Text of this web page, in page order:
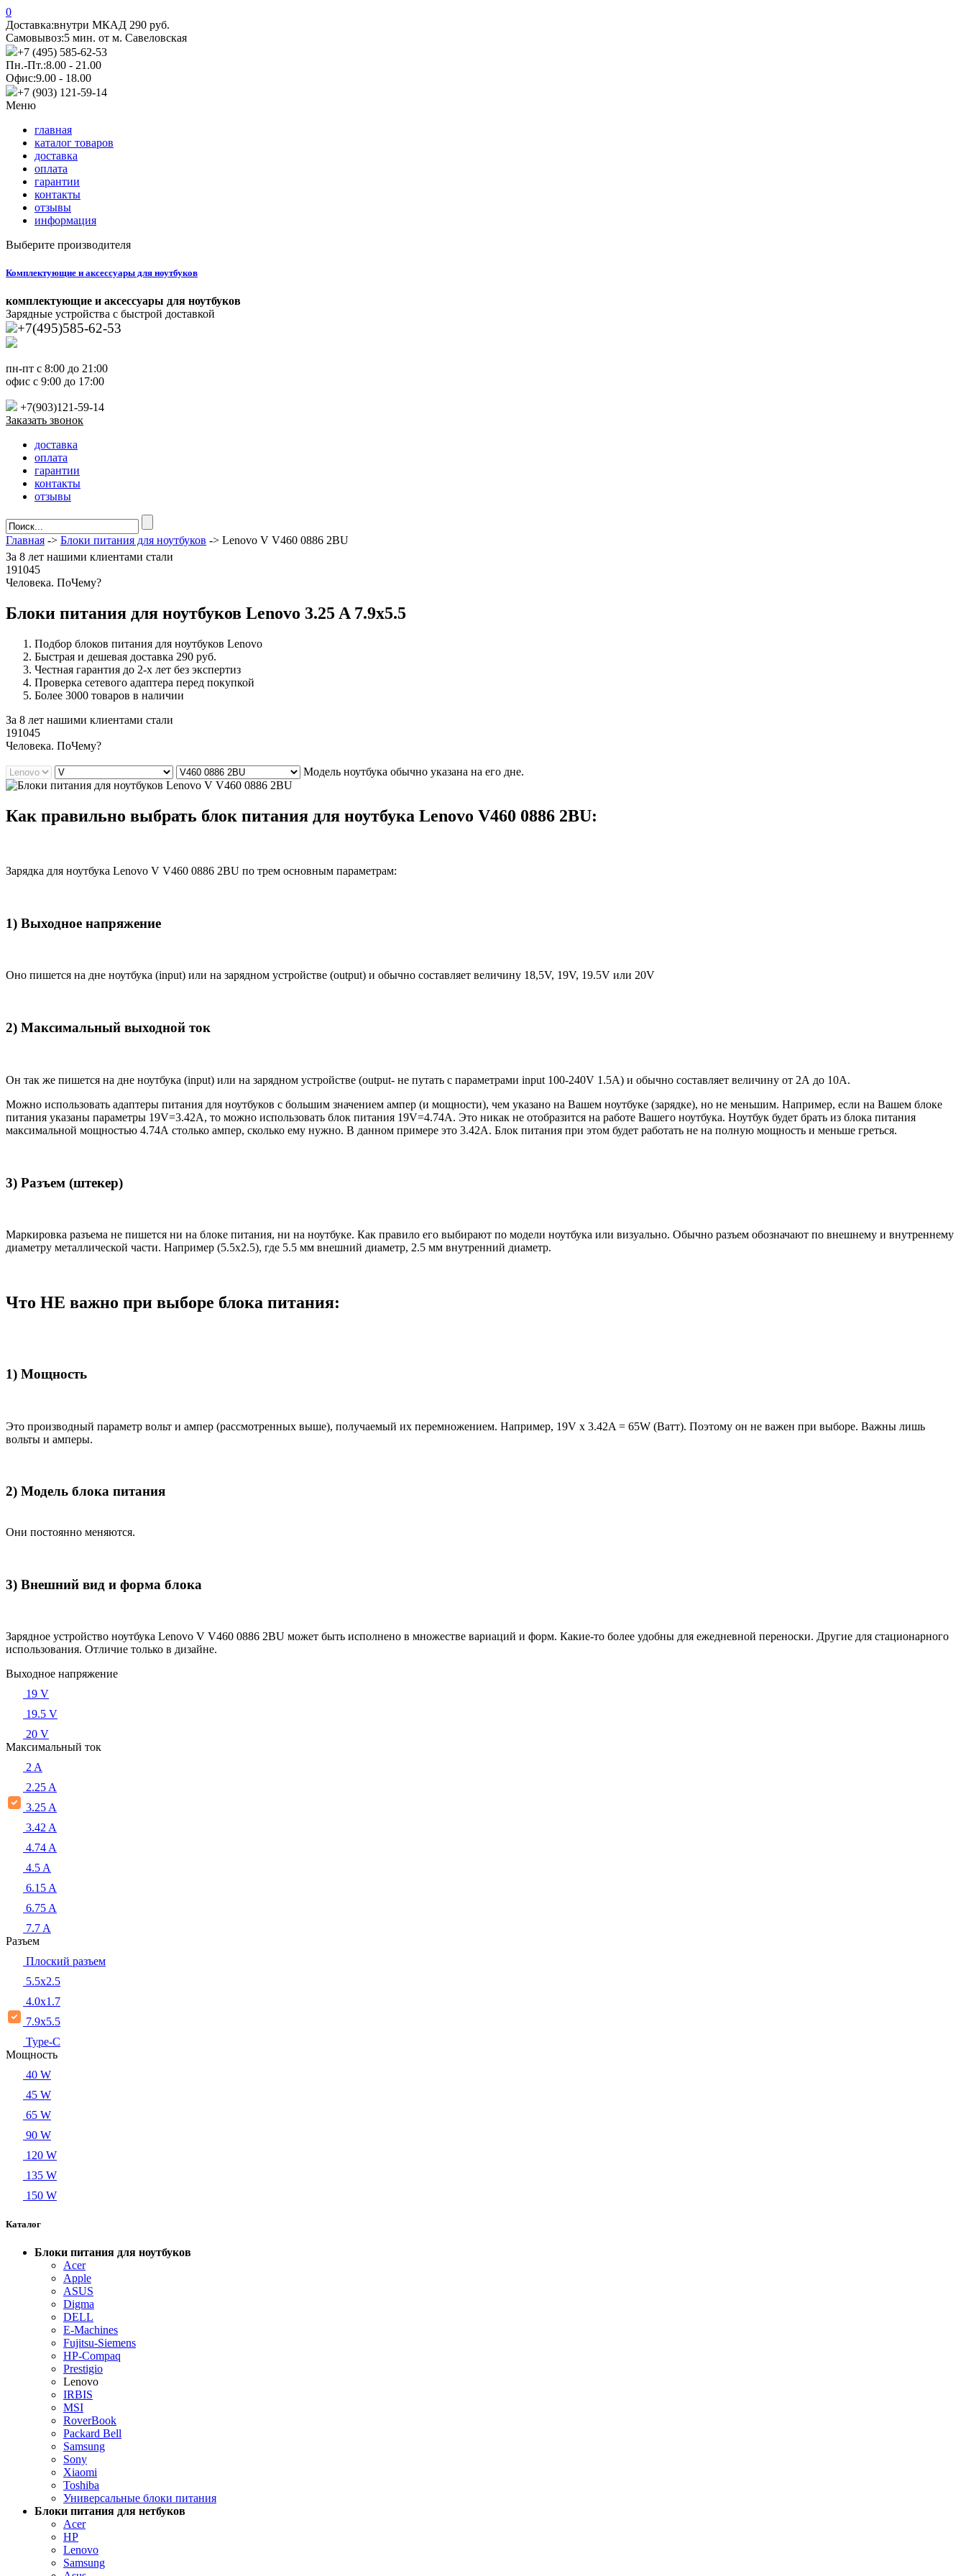
0
Доставка:внутри МКАД 290 руб.
Самовывоз:5 мин. от м. Савеловская
+7 (495) 585-62-53
Пн.-Пт.:8.00 - 21.00
Офис:9.00 - 18.00
+7 (903) 121-59-14
Меню
главная
каталог товаров
доставка
оплата
гарантии
контакты
отзывы
информация
Выберите производителя
Комплектующие и аксессуары для ноутбуков
комплектующие и аксессуары для ноутбуков
Зарядные устройства с быстрой доставкой
+7(495)585-62-53
пн-пт с 8:00 до 21:00
офис с 9:00 до 17:00
+7(903)121-59-14
Заказать звонок
доставка
оплата
гарантии
контакты
отзывы
Главная -> Блоки питания для ноутбуков -> Lenovo V V460 0886 2BU
За 8 лет нашими клиентами стали
191045
Человека. ПоЧему?
Блоки питания для ноутбуков Lenovo 3.25 A 7.9x5.5
Подбор блоков питания для ноутбуков Lenovo
Быстрая и дешевая доставка 290 руб.
Честная гарантия до 2-х лет без экспертиз
Проверка сетевого адаптера перед покупкой
Более 3000 товаров в наличии
За 8 лет нашими клиентами стали
191045
Человека. ПоЧему?
Модель ноутбука обычно указана на его дне.
Как правильно выбрать блок питания для ноутбука Lenovo V460 0886 2BU:
Зарядка для ноутбука Lenovo V V460 0886 2BU по трем основным параметрам:
1) Выходное напряжение
Оно пишется на дне ноутбука (input) или на зарядном устройстве (output) и обычно составляет величину 18,5V, 19V, 19.5V или 20V
2) Максимальный выходной ток
Он так же пишется на дне ноутбука (input) или на зарядном устройстве (output- не путать с параметрами input 100-240V 1.5A) и обычно составляет величину от 2А до 10A.
Можно использовать адаптеры питания для ноутбуков с большим значением ампер (и мощности), чем указано на Вашем ноутбуке (зарядке), но не меньшим. Например, если на Вашем блоке
питания указаны параметры 19V=3.42A, то можно использовать блок питания 19V=4.74A. Это никак не отобразится на работе Вашего ноутбука. Ноутбук будет брать из блока питания
максимальной мощностью 4.74А столько ампер, сколько ему нужно. В данном примере это 3.42А. Блок питания при этом будет работать не на полную мощность и меньше греться.
3) Разъем (штекер)
Маркировка разъема не пишется ни на блоке питания, ни на ноутбуке. Как правило его выбирают по модели ноутбука или визуально. Обычно разъем обозначают по внешнему и внутреннему
диаметру металлической части. Например (5.5x2.5), где 5.5 мм внешний диаметр, 2.5 мм внутренний диаметр.
Что НЕ важно при выборе блока питания:
1) Мощность
Это производный параметр вольт и ампер (рассмотренных выше), получаемый их перемножением. Например, 19V x 3.42A = 65W (Ватт). Поэтому он не важен при выборе. Важны лишь
вольты и амперы.
2) Модель блока питания
Они постоянно меняются.
3) Внешний вид и форма блока
Зарядное устройство ноутбука Lenovo V V460 0886 2BU может быть исполнено в множестве вариаций и форм. Какие-то более удобны для ежедневной переноски. Другие для стационарного
использования. Отличие только в дизайне.
Выходное напряжение
19 V
19.5 V
20 V
Максимальный ток
2 A
2.25 A
3.25 A
3.42 A
4.74 A
4.5 A
6.15 A
6.75 A
7.7 A
Разъем
Плоский разъем
5.5x2.5
4.0x1.7
7.9x5.5
Type-C
Мощность
40 W
45 W
65 W
90 W
120 W
135 W
150 W
Каталог
Блоки питания для ноутбуков
Acer
Apple
ASUS
Digma
DELL
E-Machines
Fujitsu-Siemens
HP-Compaq
Prestigio
Lenovo
IRBIS
MSI
RoverBook
Packard Bell
Samsung
Sony
Xiaomi
Toshiba
Универсальные блоки питания
Блоки питания для нетбуков
Acer
HP
Lenovo
Samsung